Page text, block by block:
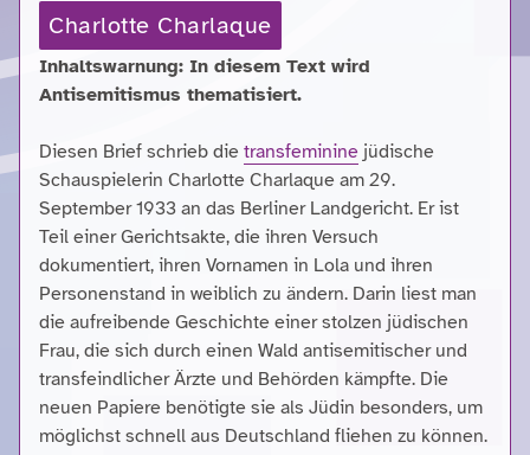
Charlotte Charlaque
Inhaltswarnung: In diesem Text wird
Antisemitismus thematisiert.
Diesen Brief schrieb die transfeminine jüdische
Schauspielerin Charlotte Charlaque am 29.
September 1933 an das Berliner Landgericht. Er ist
Teil einer Gerichtsakte, die ihren Versuch
dokumentiert, ihren Vornamen in Lola und ihren
Personenstand in weiblich zu ändern. Darin liest man
die aufreibende Geschichte einer stolzen jüdischen
Frau, die sich durch einen Wald antisemitischer und
transfeindlicher Ärzte und Behörden kämpfte. Die
neuen Papiere benötigte sie als Jüdin besonders, um
möglichst schnell aus Deutschland fliehen zu können.